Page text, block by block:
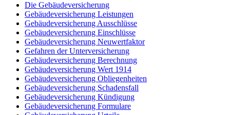
Die Gebäudeversicherung
Gebäudeversicherung Leistungen
Gebäudeversicherung Ausschlüsse
Gebäudeversicherung Einschlüsse
Gebäudeversicherung Neuwertfaktor
Gefahren der Unterversicherung
Gebäudeversicherung Berechnung
Gebäudeversicherung Wert 1914
Gebäudeversicherung Obliegenheiten
Gebäudeversicherung Schadensfall
Gebäudeversicherung Kündigung
Gebäudeversicherung Formulare